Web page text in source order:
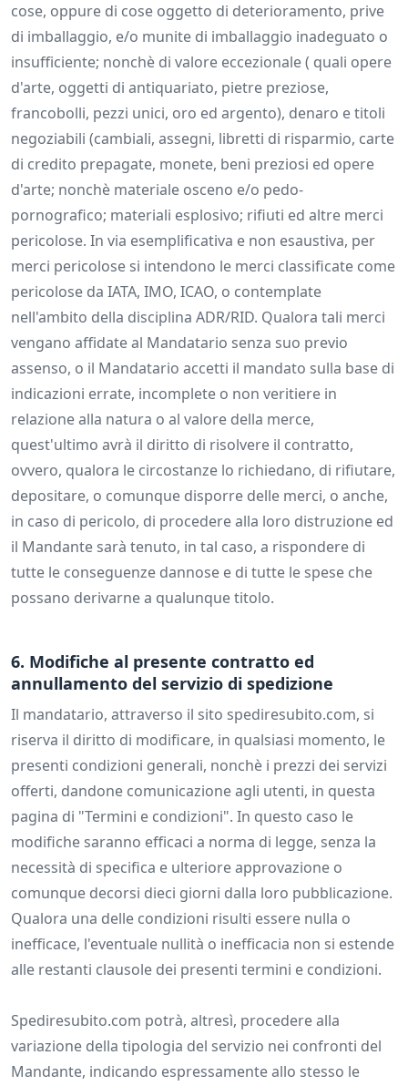
cose, oppure di cose oggetto di deterioramento, prive
di imballaggio, e/o munite di imballaggio inadeguato o
insufficiente; nonchè di valore eccezionale ( quali opere
d'arte, oggetti di antiquariato, pietre preziose,
francobolli, pezzi unici, oro ed argento), denaro e titoli
negoziabili (cambiali, assegni, libretti di risparmio, carte
di credito prepagate, monete, beni preziosi ed opere
d'arte; nonchè materiale osceno e/o pedo-
pornografico; materiali esplosivo; rifiuti ed altre merci
pericolose. In via esemplificativa e non esaustiva, per
merci pericolose si intendono le merci classificate come
pericolose da IATA, IMO, ICAO, o contemplate
nell'ambito della disciplina ADR/RID. Qualora tali merci
vengano affidate al Mandatario senza suo previo
assenso, o il Mandatario accetti il mandato sulla base di
indicazioni errate, incomplete o non veritiere in
relazione alla natura o al valore della merce,
quest'ultimo avrà il diritto di risolvere il contratto,
ovvero, qualora le circostanze lo richiedano, di rifiutare,
depositare, o comunque disporre delle merci, o anche,
in caso di pericolo, di procedere alla loro distruzione ed
il Mandante sarà tenuto, in tal caso, a rispondere di
tutte le conseguenze dannose e di tutte le spese che
possano derivarne a qualunque titolo.
6. Modifiche al presente contratto ed
annullamento del servizio di spedizione
Il mandatario, attraverso il sito spediresubito.com, si
riserva il diritto di modificare, in qualsiasi momento, le
presenti condizioni generali, nonchè i prezzi dei servizi
offerti, dandone comunicazione agli utenti, in questa
pagina di "Termini e condizioni". In questo caso le
modifiche saranno efficaci a norma di legge, senza la
necessità di specifica e ulteriore approvazione o
comunque decorsi dieci giorni dalla loro pubblicazione.
Qualora una delle condizioni risulti essere nulla o
inefficace, l'eventuale nullità o inefficacia non si estende
alle restanti clausole dei presenti termini e condizioni.
Spediresubito.com potrà, altresì, procedere alla
variazione della tipologia del servizio nei confronti del
Mandante, indicando espressamente allo stesso le